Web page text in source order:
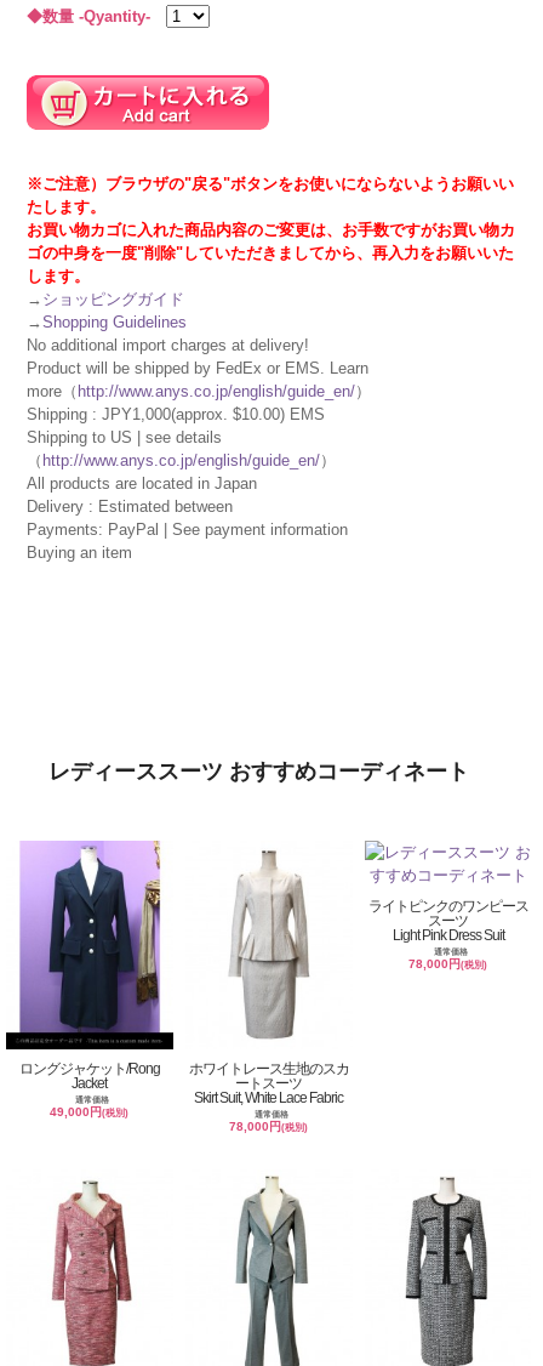
◆数量 -Qyantity-
※ご注意）ブラウザの"戻る"ボタンをお使いにならないようお願いい
たします。
お買い物カゴに入れた商品内容のご変更は、お手数ですがお買い物カ
ゴの中身を一度"削除"していただきましてから、再入力をお願いいた
します。
→ ショッピングガイド
→Shopping Guidelines
No additional import charges at delivery!
Product will be shipped by FedEx or EMS. Learn
more（ http://www.anys.co.jp/english/guide_en/）
Shipping : JPY1,000(approx. $10.00) EMS
Shipping to US | see details
（ http://www.anys.co.jp/english/guide_en/）
All products are located in Japan
Delivery : Estimated between
Payments: PayPal | See payment information
Buying an item
レディーススーツ おすすめコーディネート
ロングジャケット/Rong
Jacket
通常価格
49,000円(税別)
ホワイトレース生地のスカ
ートスーツ
Skirt Suit, White Lace Fabric
通常価格
78,000円(税別)
ライトピンクのワンピース
スーツ
Light Pink Dress Suit
通常価格
78,000円(税別)